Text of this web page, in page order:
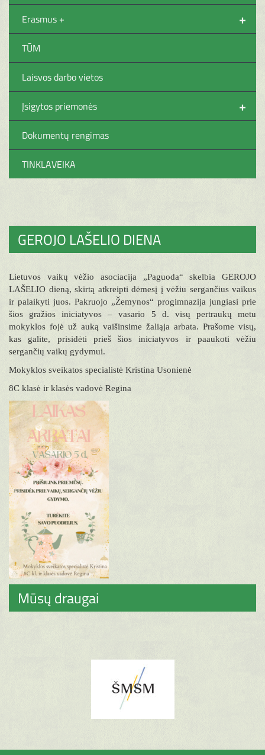
+
Erasmus +
TŪM
Laisvos darbo vietos
+
Įsigytos priemonės
Dokumentų rengimas
TINKLAVEIKA
GEROJO LAŠELIO DIENA
Lietuvos vaikų vėžio asociacija „Paguoda“ skelbia GEROJO
LAŠELIO dieną, skirtą atkreipti dėmesį į vėžiu sergančius vaikus
ir palaikyti juos. Pakruojo „Žemynos“ progimnazija jungiasi prie
šios gražios iniciatyvos – vasario 5 d. visų pertraukų metu
mokyklos fojė už auką vaišinsime žaliąja arbata. Prašome visų,
kas galite, prisidėti prieš šios iniciatyvos ir paaukoti vėžiu
sergančių vaikų gydymui.
Mokyklos sveikatos specialistė Kristina Usonienė
8C klasė ir klasės vadovė Regina
Mūsų draugai